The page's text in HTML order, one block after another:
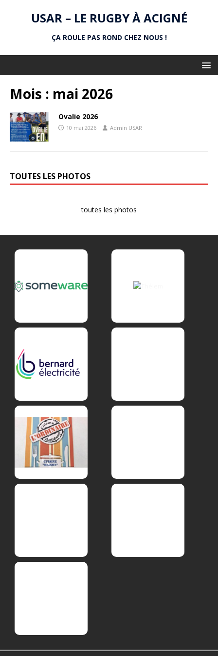
USAR – LE RUGBY À ACIGNÉ
ÇA ROULE PAS ROND CHEZ NOUS !
Mois : mai 2026
Ovalie 2026
10 mai 2026 Admin USAR
TOUTES LES PHOTOS
toutes les photos